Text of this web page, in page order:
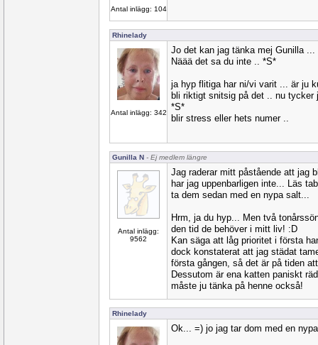
Antal inlägg: 104
Rhinelady
Antal inlägg: 342
Jo det kan jag tänka mej Gunilla ...
Näää det sa du inte .. *S*
ja hyp flitiga har ni/vi varit ... är ju
bli riktigt snitsig på det .. nu tycker
*S*
blir stress eller hets numer ..
Gunilla N - Ej medlem längre
Antal inlägg:
9562
Jag raderar mitt påstående att jag
har jag uppenbarligen inte... Läs
ta dem sedan med en nypa salt...
Hrm, ja du hyp... Men två
den tid de behöver i mitt liv! :D
Kan säga att låg prioritet i första
dock konstaterat att jag städat
första gången, så det är på tiden
Dessutom är ena katten paniskt
måste ju tänka på henne också!
Rhinelady
Ok... =) jo jag tar dom med en